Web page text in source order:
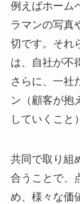
例えばホーム
ラマンの写真
切です。それ
は、自社が不
さらに、一社
ン（顧客が抱
していくこと
共同で取り組
合うことで、
め、様々な価